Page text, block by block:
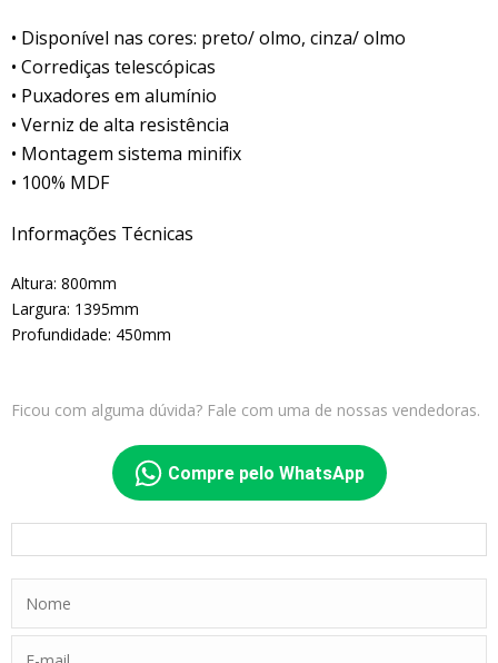
• Disponível nas cores: preto/ olmo, cinza/ olmo
• Corrediças telescópicas
• Puxadores em alumínio
• Verniz de alta resistência
• Montagem sistema minifix
• 100% MDF
Informações Técnicas
Altura: 800mm
Largura: 1395mm
Profundidade: 450mm
Ficou com alguma dúvida? Fale com uma de nossas vendedoras.
Compre pelo WhatsApp